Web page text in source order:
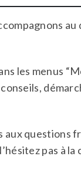
les menus
conseils,
aux questions
pas à